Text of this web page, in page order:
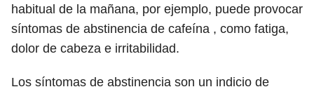
habitual de la mañana, por ejemplo, puede provocar
síntomas de abstinencia de cafeína , como fatiga,
dolor de cabeza e irritabilidad.
Los síntomas de abstinencia son un indicio de